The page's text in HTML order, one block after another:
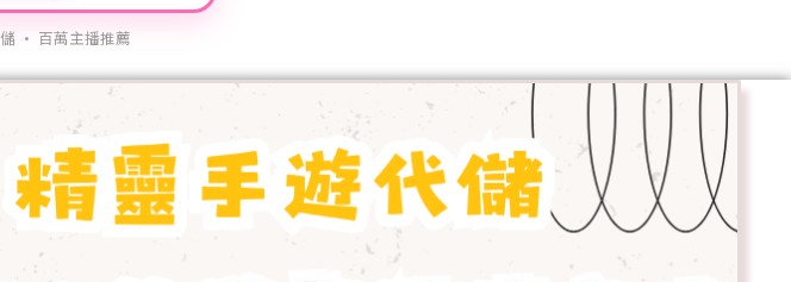
· 百萬主播推薦